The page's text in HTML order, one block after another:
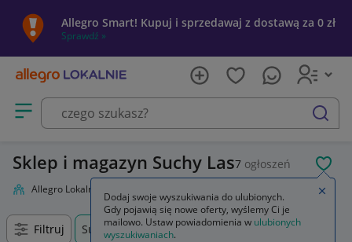
Allegro Smart! Kupuj i sprzedawaj z dostawą za 0 zł
Sprawdź »
Otwórz menu z kategoriami
szukaj
Sklep i magazyn Suchy Las7 ogłoszeń
Allegro Lokalnie
Filtruj Suchy Las, Wielkopolskie, +0 km
Dodaj swoje wyszukiwania do ulubionych.
Gdy pojawią się nowe oferty, wyślemy Ci je
mailowo. Ustaw powiadomienia w ulubionych
wyszukiwaniach.